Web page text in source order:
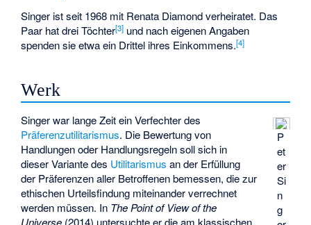
Singer ist seit 1968 mit Renata Diamond verheiratet. Das
Paar hat drei Töchter[3] und nach eigenen Angaben
spenden sie etwa ein Drittel ihres Einkommens.[4]
Werk
P
et
er
Si
n
g
Singer war lange Zeit ein Verfechter des
Präferenzutilitarismus. Die Bewertung von
Handlungen oder Handlungsregeln soll sich in
dieser Variante des Utilitarismus an der Erfüllung
der Präferenzen aller Betroffenen bemessen, die zur
ethischen Urteilsfindung miteinander verrechnet
werden müssen. In The Point of View of the
Universe (2014) untersuchte er die am klassischen